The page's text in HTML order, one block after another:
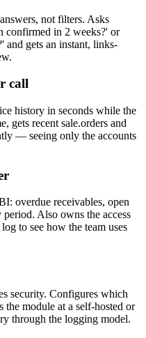
not filters. Asks
confirmed in 2 weeks?' or
and gets an instant, links-
call
history in seconds while the
gets recent sale.orders and
— seeing only the accounts
overdue receivables, open
Also owns the access
to see how the team uses
security. Configures which
the module at a self-hosted or
through the logging model.